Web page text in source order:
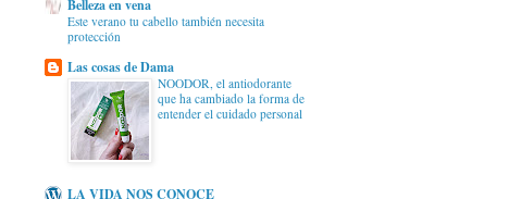
Belleza en vena
Este verano tu cabello también necesita
protección
Las cosas de Dama
NOODOR, el antiodorante
que ha cambiado la forma de
entender el cuidado personal
LA VIDA NOS CONOCE